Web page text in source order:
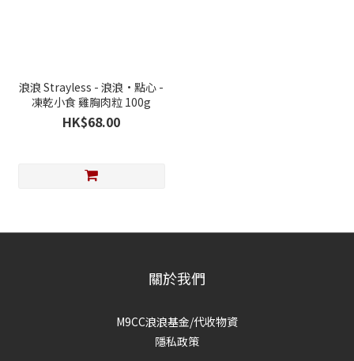
浪浪 Strayless - 浪浪·點心 -
凍乾小食 雞胸肉粒 100g
HK$68.00
關於我們
M9CC浪浪基金/代收物資
隱私政策